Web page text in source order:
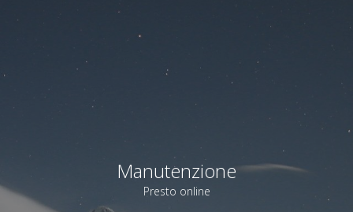
Manutenzione
Presto online